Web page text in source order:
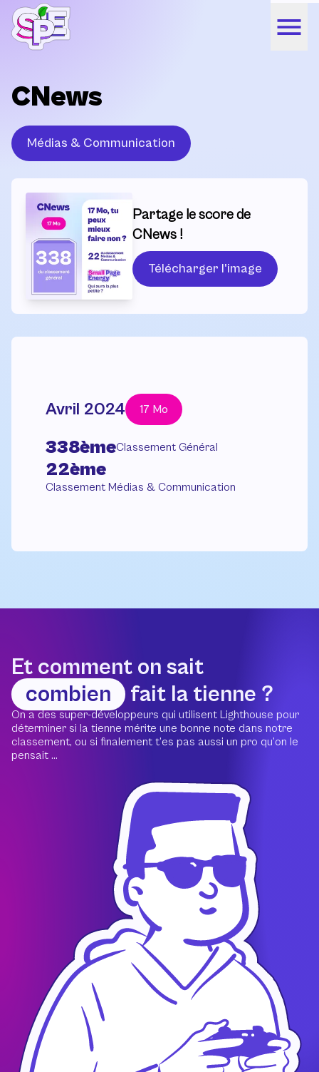
CNews
Médias & Communication
Partage le score de
CNews !
Télécharger l'image
Avril 2024 17 Mo
338èmeClassement Général
22ème
Classement Médias & Communication
Et comment on sait
combien
fait la tienne ?
On a des super-développeurs qui utilisent Lighthouse pour
déterminer si la tienne mérite une bonne note dans notre
classement, ou si finalement t’es pas aussi un pro qu’on le
pensait ...